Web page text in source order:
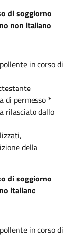
di soggiorno
non italiano
in corso di
di permesso *
rilasciato dallo
della
di soggiorno
italiano
in corso di